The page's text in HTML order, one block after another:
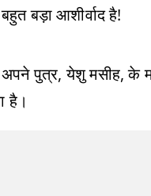
बड़ा आशीर्वाद है!
पुत्र, येशु मसीह, के
है।